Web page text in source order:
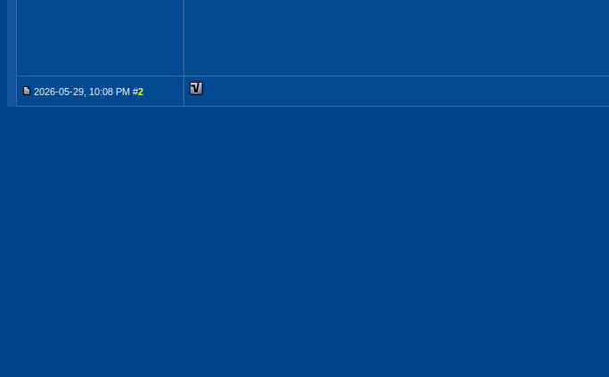
2026-05-29, 10:08 PM #2